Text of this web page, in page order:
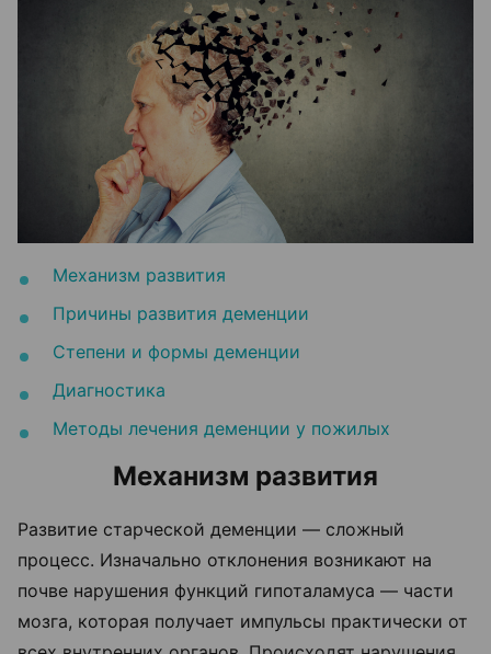
Механизм развития
Причины развития деменции
Степени и формы деменции
Диагностика
Методы лечения деменции у пожилых
Механизм развития
Развитие старческой деменции — сложный
процесс. Изначально отклонения возникают на
почве нарушения функций гипоталамуса — части
мозга, которая получает импульсы практически от